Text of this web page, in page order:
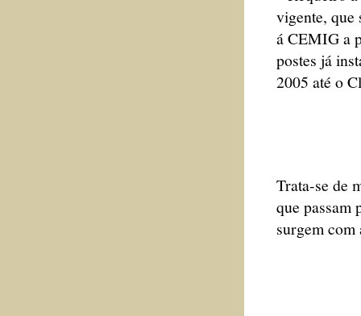
vigente, que
á CEMIG a
postes já
2005 até o
Trata-se de
que passam
surgem